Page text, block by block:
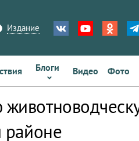
Издание
Блоги Видео Фото
районе